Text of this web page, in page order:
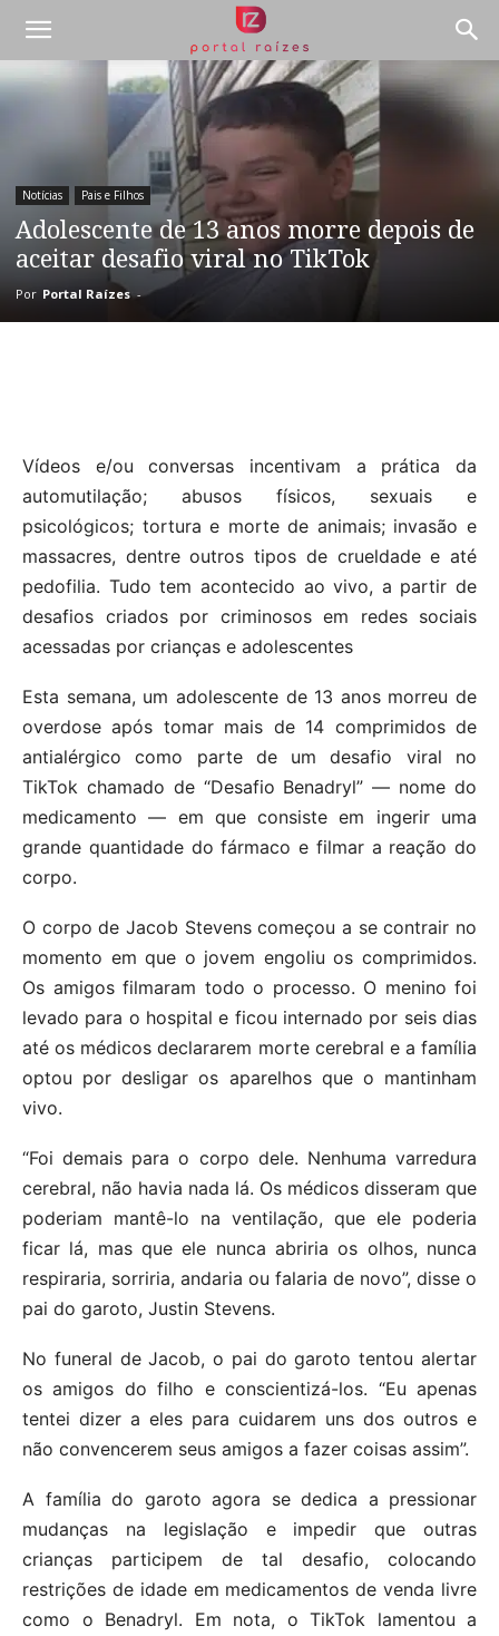
Notícias Pais e Filhos
Adolescente de 13 anos morre depois de
aceitar desafio viral no TikTok
Por Portal Raízes -
Vídeos e/ou conversas incentivam a prática da
automutilação; abusos físicos, sexuais e
psicológicos; tortura e morte de animais; invasão e
massacres, dentre outros tipos de crueldade e até
pedofilia. Tudo tem acontecido ao vivo, a partir de
desafios criados por criminosos em redes sociais
acessadas por crianças e adolescentes
Esta semana, um adolescente de 13 anos morreu de
overdose após tomar mais de 14 comprimidos de
antialérgico como parte de um desafio viral no
TikTok chamado de “Desafio Benadryl” — nome do
medicamento — em que consiste em ingerir uma
grande quantidade do fármaco e filmar a reação do
corpo.
O corpo de Jacob Stevens começou a se contrair no
momento em que o jovem engoliu os comprimidos.
Os amigos filmaram todo o processo. O menino foi
levado para o hospital e ficou internado por seis dias
até os médicos declararem morte cerebral e a família
optou por desligar os aparelhos que o mantinham
vivo.
“Foi demais para o corpo dele. Nenhuma varredura
cerebral, não havia nada lá. Os médicos disseram que
poderiam mantê-lo na ventilação, que ele poderia
ficar lá, mas que ele nunca abriria os olhos, nunca
respiraria, sorriria, andaria ou falaria de novo”, disse o
pai do garoto, Justin Stevens.
No funeral de Jacob, o pai do garoto tentou alertar
os amigos do filho e conscientizá-los. “Eu apenas
tentei dizer a eles para cuidarem uns dos outros e
não convencerem seus amigos a fazer coisas assim”.
A família do garoto agora se dedica a pressionar
mudanças na legislação e impedir que outras
crianças participem de tal desafio, colocando
restrições de idade em medicamentos de venda livre
como o Benadryl. Em nota, o TikTok lamentou a